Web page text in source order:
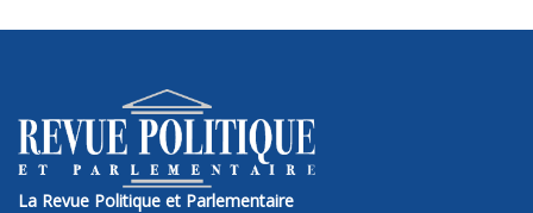
La Revue Politique et Parlementaire